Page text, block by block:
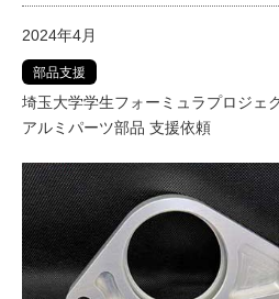
2024年4月
部品支援
埼玉大学学生フォーミュラプロジェ
アルミパーツ部品 支援依頼